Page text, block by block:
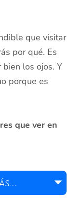
que visitar
por qué. Es
los ojos. Y
porque es
que ver en